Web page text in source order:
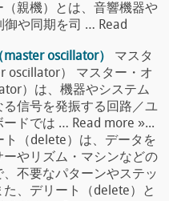
親機）とは、音響機器や
御や同期を司 … Read
oscillator）
マスタ
oscillator） マスター・オ
）は、機器やシステム
信号を発振する回路／ユ
ドでは … Read more »...
ト（delete）は、データを
やリズム・マシンなどの
不要なパターンやステッ
、デリート（delete）と